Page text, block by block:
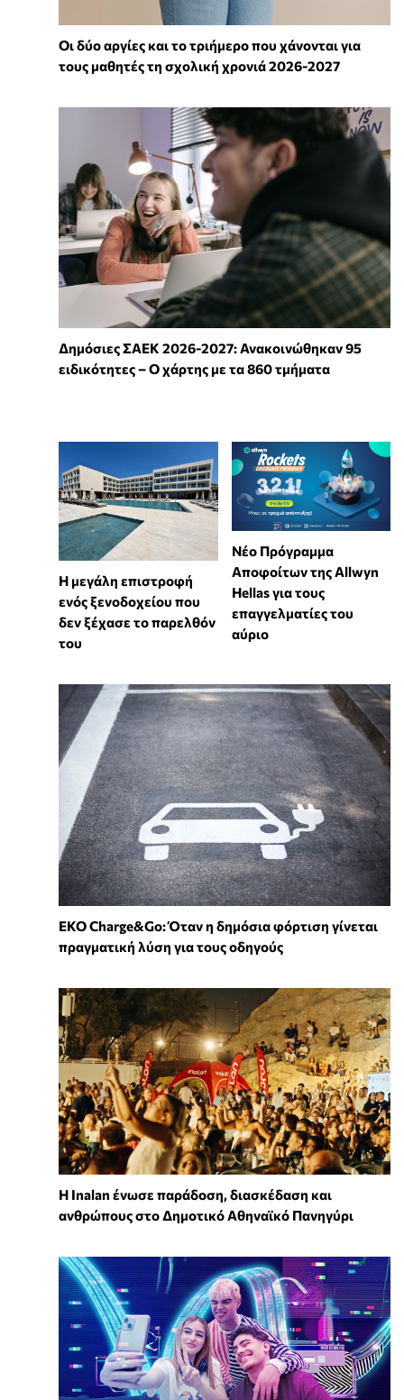
Οι δύο αργίες και το τριήμερο που χάνονται για
τους μαθητές τη σχολική χρονιά 2026-2027
Δημόσιες ΣΑΕΚ 2026-2027: Ανακοινώθηκαν 95
ειδικότητες – Ο χάρτης με τα 860 τμήματα
Η μεγάλη επιστροφή
ενός ξενοδοχείου που
δεν ξέχασε το παρελθόν
του
Νέο Πρόγραμμα
Αποφοίτων της Allwyn
Hellas για τους
επαγγελματίες του
αύριο
EKO Charge&Go: Όταν η δημόσια φόρτιση γίνεται
πραγματική λύση για τους οδηγούς
Η Inalan ένωσε παράδοση, διασκέδαση και
ανθρώπους στο Δημοτικό Αθηναϊκό Πανηγύρι